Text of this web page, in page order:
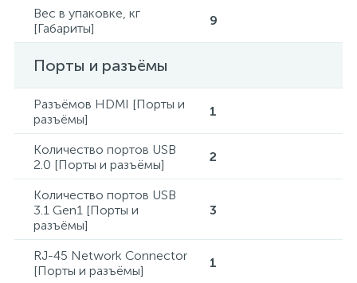
Вес в упаковке, кг
[Габариты]
9
Порты и разъёмы
Разъёмов HDMI [Порты и
разъёмы]
1
Количество портов USB
2.0 [Порты и разъёмы]
2
Количество портов USB
3.1 Gen1 [Порты и
разъёмы]
3
RJ-45 Network Connector
[Порты и разъёмы]
1